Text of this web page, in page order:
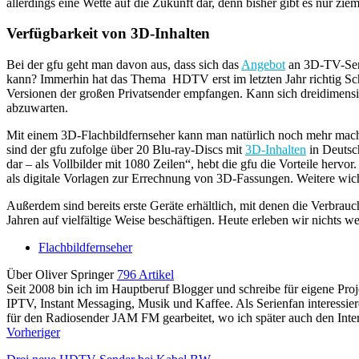
Verfügbarkeit von 3D-Inhalten
Bei der gfu geht man davon aus, dass sich das Angebot an 3D-TV-
kann? Immerhin hat das Thema HDTV erst im letzten Jahr richtig
Versionen der großen Privatsender empfangen. Kann sich
abzuwarten.
Mit einem 3D-Flachbildfernseher kann man natürlich noch mehr
sind der gfu zufolge über 20 Blu-ray-Discs mit 3D-Inhalten in
dar – als Vollbilder mit 1080 Zeilen“, hebt die gfu die Vorteile
als digitale Vorlagen zur Errechnung von 3D-Fassungen. Weitere
Außerdem sind bereits erste Geräte erhältlich, mit denen die
Jahren auf vielfältige Weise beschäftigen. Heute erleben wir nichts
Flachbildfernseher
Über Oliver Springer 796 Artikel
Seit 2008 bin ich im Hauptberuf Blogger und schreibe für eigene
IPTV, Instant Messaging, Musik und Kaffee. Als Serienfan
für den Radiosender JAM FM gearbeitet, wo ich später auch den
Vorheriger